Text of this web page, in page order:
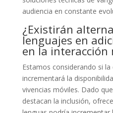
audiencia en constante
¿Existirán
lenguajes en
en la interacción
Estamos considerando si
incrementará la
vivencias móviles. Dado
destacan la inclusión,